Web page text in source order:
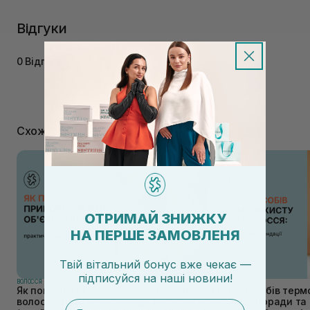
Відгуки
0 Відгуків
Схожі статті
ВОЛОССЯ
Як покращити прикореневий об'єм
волосся: практичні поради від Sisters
ВОЛОССЯ
ТОП-5 засобів
волосся: поради та
ОТРИМАЙ ЗНИЖКУ
НА ПЕРШЕ ЗАМОВЛЕНЯ
Твій вітальний бонус вже чекає —
підписуйся на наші новини!
email